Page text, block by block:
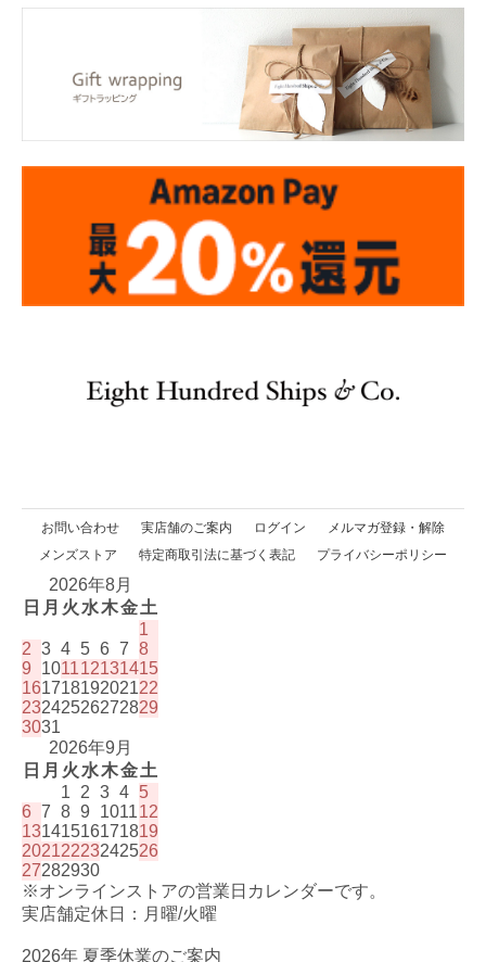
お問い合わせ 実店舗のご案内 ログイン
メルマガ登録・解除
メンズストア
特定商取引法に基づく表記 プライバシーポリシー
2026年8月
日 月 火 水木金土
1
2 3 4 5 6 7 8
9
101112131415
16171819202122
23242526272829
3031
2026年9月
日 月 火 水木金土
1
2 3 4 5
6 7 8 9 101112
13141516171819
20212223242526
27282930
※オンラインストアの営業日カレンダーです。
実店舗定休日：月曜/火曜
2026年 夏季休業のご案内